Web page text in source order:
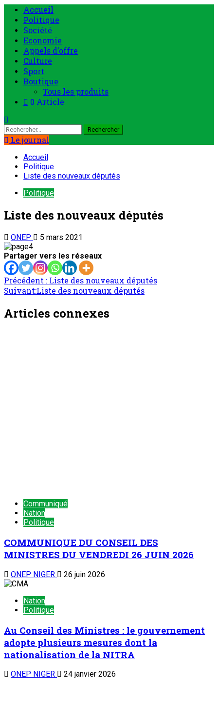
Accueil
Politique
Société
Economie
Appels d’offre
Culture
Sport
Boutique
Tous les produits
0 Article
Le journal
Accueil
Politique
Liste des nouveaux députés
Politique
Liste des nouveaux députés
ONEP
5 mars 2021
Partager vers les réseaux
Précédent : Liste des nouveaux députés
Suivant:Liste des nouveaux députés
Articles connexes
Communiqué
Nation
Politique
COMMUNIQUE DU CONSEIL DES
MINISTRES DU VENDREDI 26 JUIN 2026
ONEP NIGER 26 juin 2026
Nation
Politique
Au Conseil des Ministres : le gouvernement
adopte plusieurs mesures dont la
nationalisation de la NITRA
ONEP NIGER 24 janvier 2026